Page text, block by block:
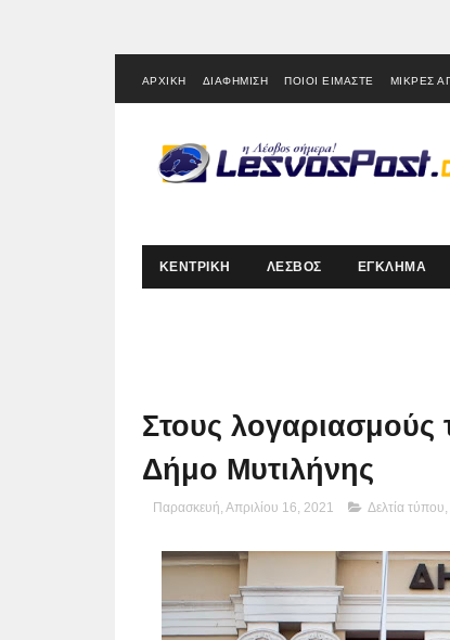
ΑΡΧΙΚΗ ΔΙΑΦΗΜΙΣΗ ΠΟΙΟΙ ΕΙΜΑΣΤΕ ΜΙΚΡΕΣ
ΚΕΝΤΡΙΚΗ ΛΕΣΒΟΣ ΕΓΚΛΗΜΑ
Στους
Δήμο Μυτιλήνης
Παρασκευή, Απριλίου 16, 2021 Δελτία τύπου,